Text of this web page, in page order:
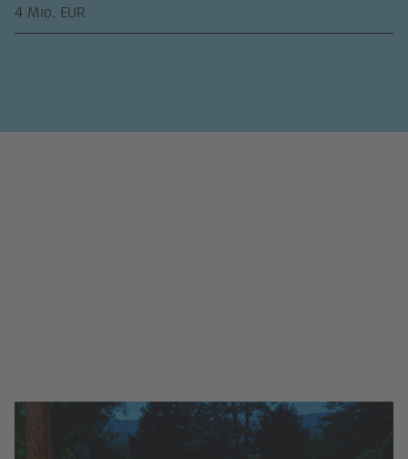
4 Mio. EUR
Solarbeleuchtung für den